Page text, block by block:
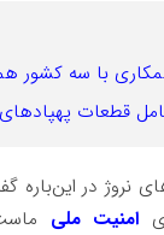
با سه کشور
قطعات پهپادهای
نروژ در
امنیت ملی